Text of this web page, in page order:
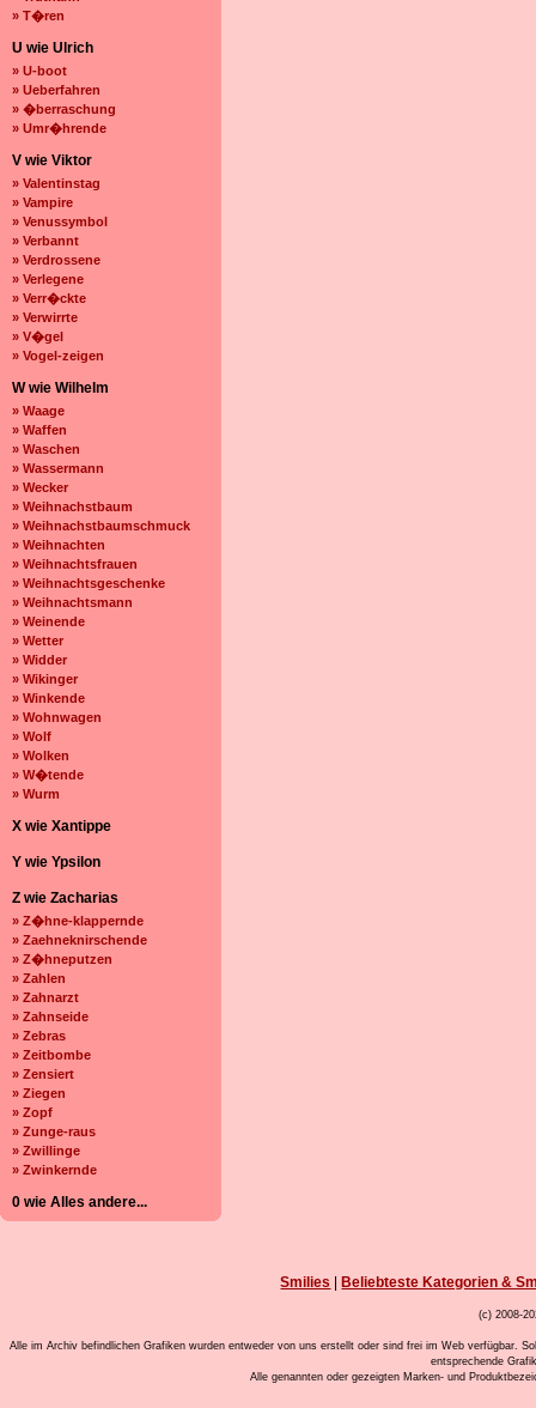
» T�ren
U wie Ulrich
» U-boot
» Ueberfahren
» �berraschung
» Umr�hrende
V wie Viktor
» Valentinstag
» Vampire
» Venussymbol
» Verbannt
» Verdrossene
» Verlegene
» Verr�ckte
» Verwirrte
» V�gel
» Vogel-zeigen
W wie Wilhelm
» Waage
» Waffen
» Waschen
» Wassermann
» Wecker
» Weihnachstbaum
» Weihnachstbaumschmuck
» Weihnachten
» Weihnachtsfrauen
» Weihnachtsgeschenke
» Weihnachtsmann
» Weinende
» Wetter
» Widder
» Wikinger
» Winkende
» Wohnwagen
» Wolf
» Wolken
» W�tende
» Wurm
X wie Xantippe
Y wie Ypsilon
Z wie Zacharias
» Z�hne-klappernde
» Zaehneknirschende
» Z�hneputzen
» Zahlen
» Zahnarzt
» Zahnseide
» Zebras
» Zeitbombe
» Zensiert
» Ziegen
» Zopf
» Zunge-raus
» Zwillinge
» Zwinkernde
0 wie Alles andere...
Smilies Beliebteste Kategorien &
(c) 2008-
Alle im Archiv befindlichen Grafiken wurden entweder von uns erstellt oder sind frei im Web verfügbar.
entsprechende
Alle genannten oder gezeigten Marken- und